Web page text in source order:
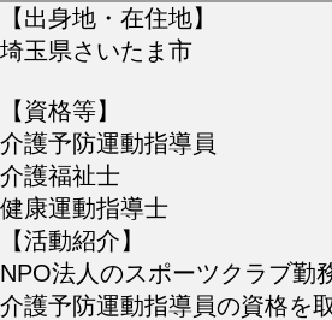
【出身地・在住地】
埼玉県さいたま市
【資格等】
介護予防運動指導員
介護福祉士
健康運動指導士
【活動紹介】
NPO法人のスポーツクラブ勤
介護予防運動指導員の資格を